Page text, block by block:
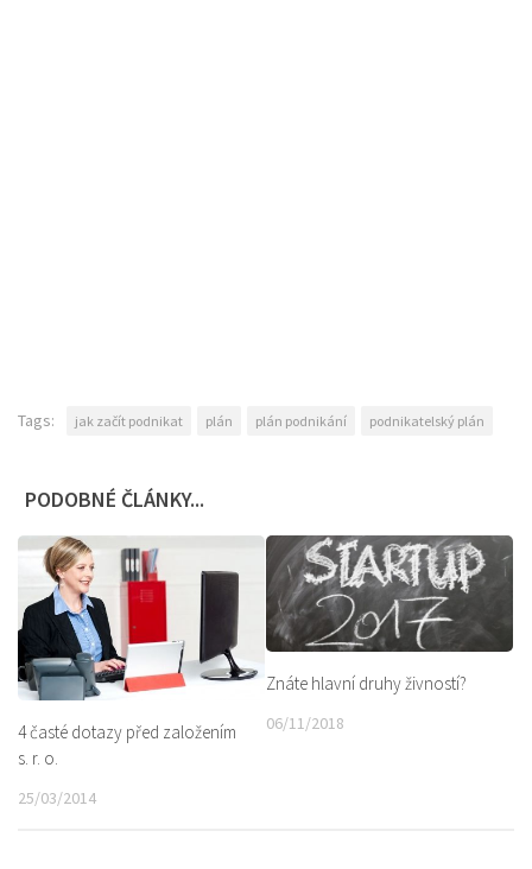
Tags: jak začít podnikat plán plán podnikání podnikatelský plán
PODOBNÉ ČLÁNKY...
4 časté dotazy před založením
s. r. o.
25/03/2014
Znáte hlavní druhy živností?
06/11/2018